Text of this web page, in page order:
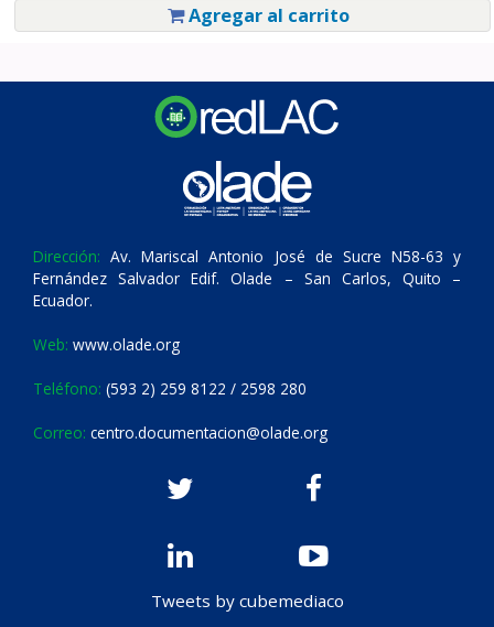
Agregar al carrito
Dirección: Av. Mariscal Antonio José de Sucre N58-63 y
Fernández Salvador Edif. Olade – San Carlos, Quito –
Ecuador.
Web: www.olade.org
Teléfono: (593 2) 259 8122 / 2598 280
Correo: centro.documentacion@olade.org
Tweets by cubemediaco